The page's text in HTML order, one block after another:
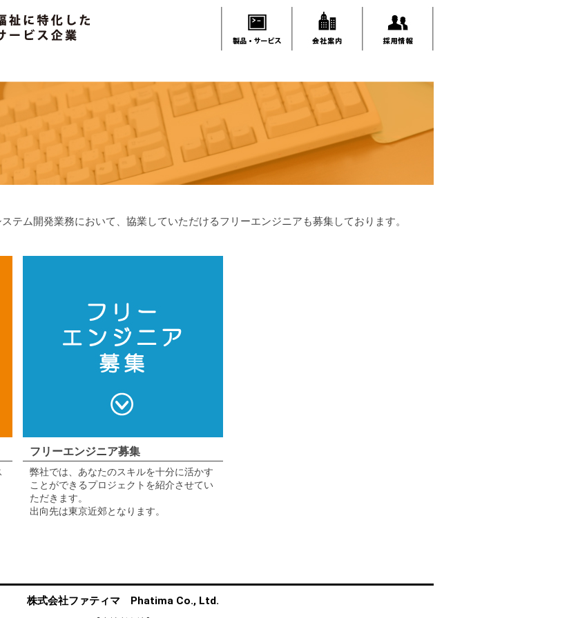
テム開発業務において、協業していただけるフリーエンジニアも募集しております。
フリーエンジニア募集
弊社では、あなたのスキルを十分に活かす
ことができるプロジェクトを紹介させてい
ただきます。
出向先は東京近郊となります。
株式会社ファティマ Phatima Co., Ltd.